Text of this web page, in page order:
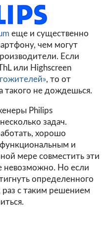
еще и существенно
чем могут
Если
или Highscreen
, то от
такого не дождешься.
Philips
задач.
хорошо
и
мере совместить эти
невозможно. Но если
определенного
раз с таким решением